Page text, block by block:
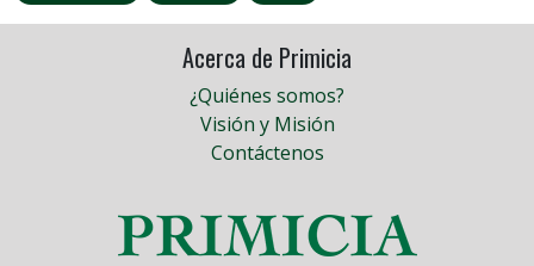
Acerca de Primicia
¿Quiénes somos?
Visión y Misión
Contáctenos